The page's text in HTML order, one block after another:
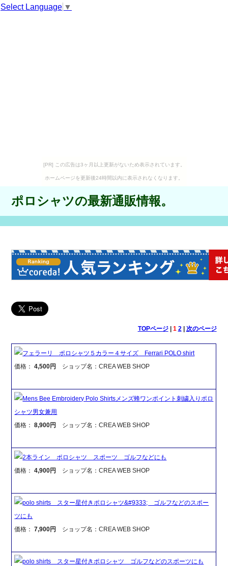
Select Language ▼
[PR] この広告は3ヶ月以上更新がないため表示されています。
ホームページを更新後24時間以内に表示されなくなります。
ポロシャツの最新通販情報。
TOPページ| 1 2| 次のページ
フェラーリ ポロシャツ５カラー４サイズ Ferrari POLO shirt
価格：4,500円 ショップ名：CREA WEB SHOP
Mens Bee Embroidery Polo Shirtsメンズ蜂ワンポイント刺繍入りポロ
シャツ男女兼用
価格：8,900円 ショップ名：CREA WEB SHOP
2本ライン ポロシャツ スポーツ ゴルフなどにも
価格：4,900円 ショップ名：CREA WEB SHOP
polo shirts スター星付きポロシャツ&#9333; ゴルフなどのスポー
ツにも
価格：7,900円 ショップ名：CREA WEB SHOP
polo shirts スター星付きポロシャツ ゴルフなどのスポーツにも